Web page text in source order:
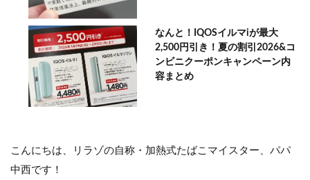
なんと！IQOSイルマiが最大
2,500円引き！夏の割引2026&コ
ンビニクーポンキャンペーン内
容まとめ
こんにちは、リラゾの自称・加熱式たばこマイスター、パパ
中西です！